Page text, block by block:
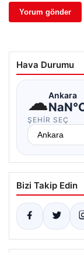
Hava Durumu
☁Ankara
ŞEHIR SEÇ
Bizi Takip Edin